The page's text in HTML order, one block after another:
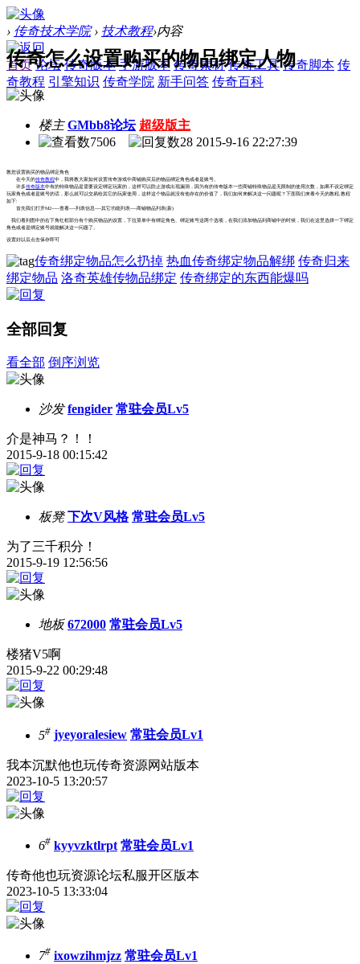
› 传奇技术学院 › 技术教程›内容
首页 论坛 传奇版本 手游版本 传奇素材 传奇工具 传奇脚本 传
奇教程 引擎知识 传奇学院 新手问答 传奇百科
传奇怎么设置购买的物品绑定人物
楼主 GMbb8论坛 超级版主
7506
28 2015-9-16 22:27:39
教您设置购买的物品绑定角色
在今天的传奇教程中，我将教大家如何设置传奇游戏中商铺购买后的物品绑定角色或者是账号。
许多传奇版本中有的特殊物品是需要设定绑定玩家的，这样可以防止游戏出现漏洞，因为有的传奇版本一些商铺特殊物品是无限制的使用次数，如果不设定绑定
玩家角色或者是账号的话，那么就可以交易给其它的玩家使用，这样这个物品就没有他存在的价值了，我们如何来解决这一问题呢？下面我们来看今天的教程,教程
如下:
首先我们打开M2-----查看----列表信息----其它功能列表----商铺物品列表(新)
我们看到图中的右下角红框部分有个购买物品的设置，下拉菜单中有绑定角色、绑定账号这两个选项，在我们添加物品到商铺中的时候，我们在这里选择一下绑定
角色或者是绑定账号就能解决这一问题了。
设置好以后点击保存即可
传奇绑定物品怎么扔掉 热血传奇绑定物品解绑 传奇归来
绑定物品 洛奇英雄传物品绑定 传奇绑定的东西能爆吗
全部回复
看全部 倒序浏览
沙发 fengider 常驻会员Lv5
介是神马？！！
2015-9-18 00:15:42
板凳 下次V风格 常驻会员Lv5
为了三千积分！
2015-9-19 12:56:56
地板 672000 常驻会员Lv5
楼猪V5啊
2015-9-22 00:29:48
5# jyeyoralesiew 常驻会员Lv1
我本沉默他也玩传奇资源网站版本
2023-10-5 13:20:57
6# kyyvzktlrpt 常驻会员Lv1
传奇他也玩资源论坛私服开区版本
2023-10-5 13:33:04
7# ixowzihmjzz 常驻会员Lv1